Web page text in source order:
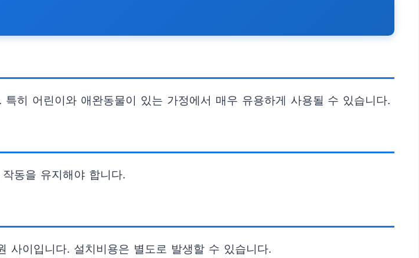
히 어린이와 애완동물이 있는 가정에서 매우 유용하게 사용될 수 있습니다.
동을 유지해야 합니다.
이입니다. 설치비용은 별도로 발생할 수 있습니다.